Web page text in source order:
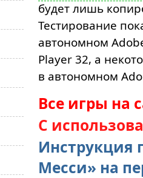
будет лишь
Тестирование
автономном
Player 32, а
в автономном
Все игры на
С
Инструкция
Месси» на